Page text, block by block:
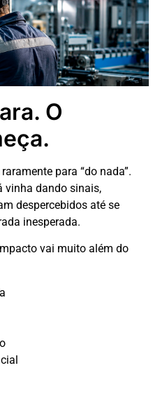
O
para “do nada”.
vinha dando sinais,
despercebidos até se
inesperada.
vai muito além do